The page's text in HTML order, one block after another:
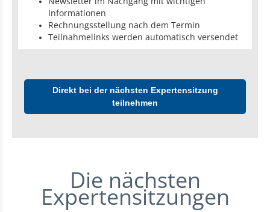
Informationen
Rechnungsstellung nach dem Termin
Teilnahmelinks werden automatisch versendet
Direkt bei der nächsten Expertensitzung
teilnehmen
Die nächsten
Expertensitzungen